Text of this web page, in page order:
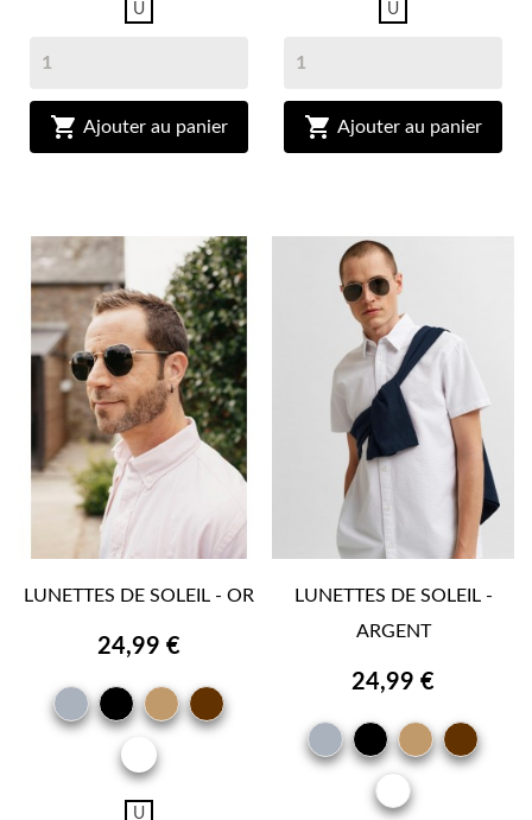
U
 Ajouter au panier
U
 Ajouter au panier
LUNETTES DE SOLEIL - OR
24,99 €
GRISNOIRCAMELMARRON
BRUN
OR
U
LUNETTES DE SOLEIL -
ARGENT
24,99 €
GRISNOIRCAMEL
OR